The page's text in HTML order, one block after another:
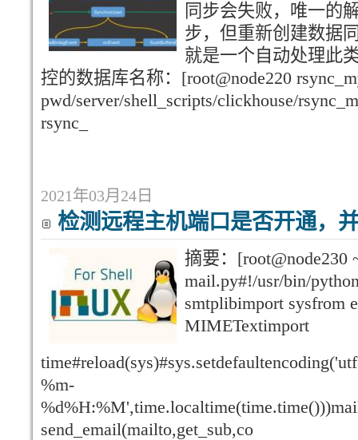
同步会失败，唯一的
步，但重新创建数据
就是一个自动处理此
控的数据库名称：[root@node220
pwd/server/shell_scripts/clickhouse/
rsync_
2021年03月24日
检测远程主机端口是否开通，
摘要：[root@node230
mail.py#!/usr/bin/
smtplibimport sysfrom
MIMETextimport
%m-
send_email(mailto,get_sub,co